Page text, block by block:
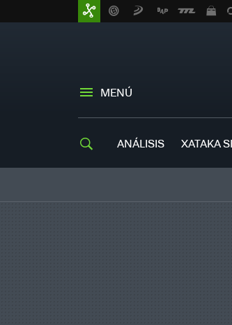
MENÚ
ANÁLISIS XATAKA